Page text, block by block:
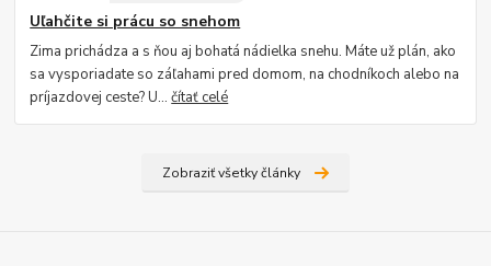
Uľahčite si prácu so snehom
Zima prichádza a s ňou aj bohatá nádielka snehu. Máte už plán, ako
sa vysporiadate so záľahami pred domom, na chodníkoch alebo na
príjazdovej ceste? U...čítať celé
Zobraziť všetky články